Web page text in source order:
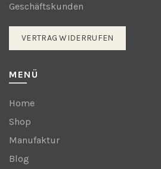
Geschäftskunden
VERTRAG WIDERRUFEN
MENÜ
Home
Shop
Manufaktur
Blog